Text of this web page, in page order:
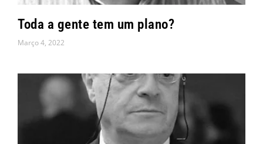
Toda a gente tem um plano?
Março 4, 2022